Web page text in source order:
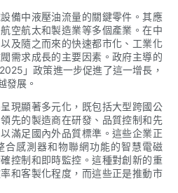
備中液壓油流量的關鍵零件。其應
空航太和製造業等多個產業。在中
及隨之而來的快速都市化、工業化
需求成長的主要因素。政府主導的
」政策進一步促進了這一增長，
發展。
現顯著多元化，既包括大型跨國公
先的製造商在研發、品質控制和先
滿足國內外品質標準。這些企業正
合感測器和物聯網功能的智慧電磁
控制和即時監控。這種對創新的重
和客製化程度，而這些正是推動市